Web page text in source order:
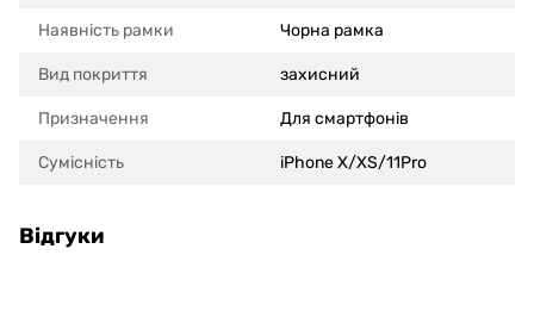
Наявність рамки Чорна рамка
Вид покриття захисний
Призначення Для смартфонів
Сумісність iPhone X/XS/11Pro
Відгуки